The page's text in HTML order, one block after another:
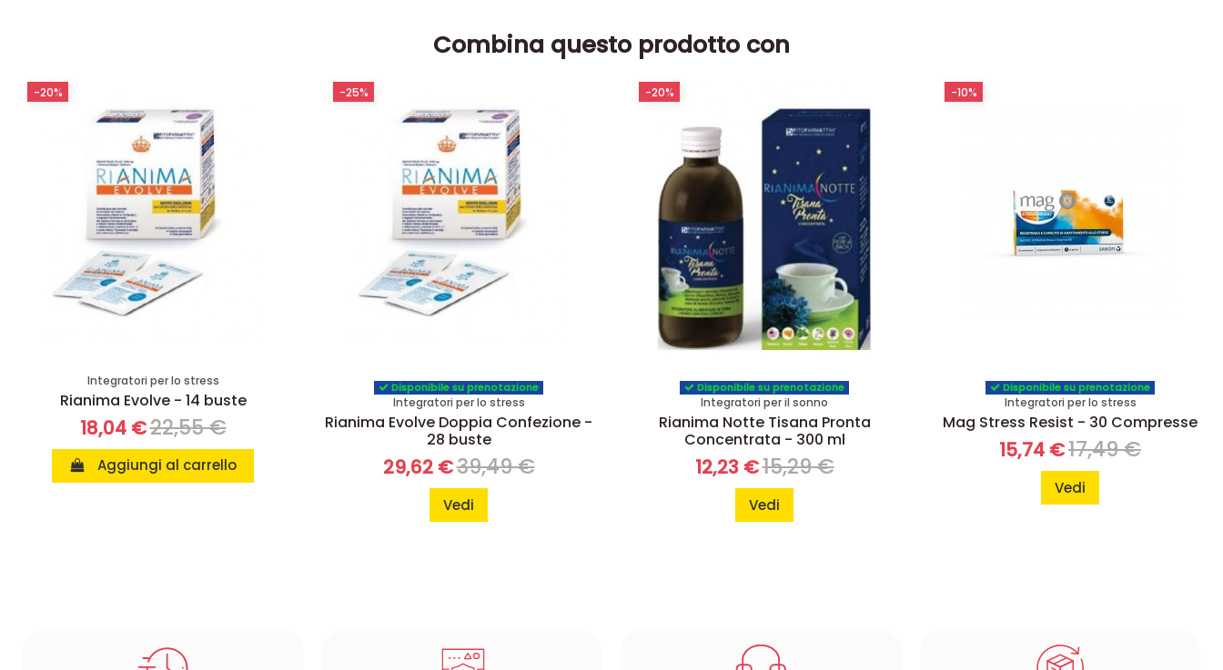
Combina questo prodotto con
Integratori per lo stress
Rianima Evolve - 14 buste
18,04 €22,55 €
Aggiungi al carrello
-20%
Disponibile su prenotazione
Integratori per lo stress
Rianima Evolve Doppia Confezione -
28 buste
29,62 €39,49 €
Vedi
-25%
Disponibile su prenotazione
Integratori per il sonno
Rianima Notte Tisana Pronta
Concentrata - 300 ml
12,23 €15,29 €
Vedi
-20%
Disponibile su prenotazione
Integratori per lo stress
Mag Stress Resist - 30 Compresse
15,74 €17,49 €
Vedi
-10%